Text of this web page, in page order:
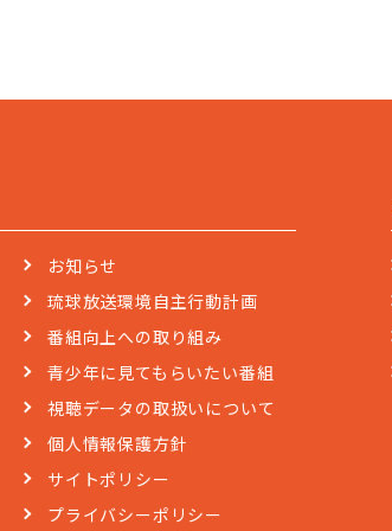
お知らせ
琉球放送環境自主行動計画
番組向上への取り組み
青少年に見てもらいたい番組
視聴データの取扱いについて
個人情報保護方針
サイトポリシー
プライバシーポリシー